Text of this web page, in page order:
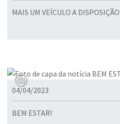
MAIS UM VEÍCULO
04/04/2023
BEM ESTAR!